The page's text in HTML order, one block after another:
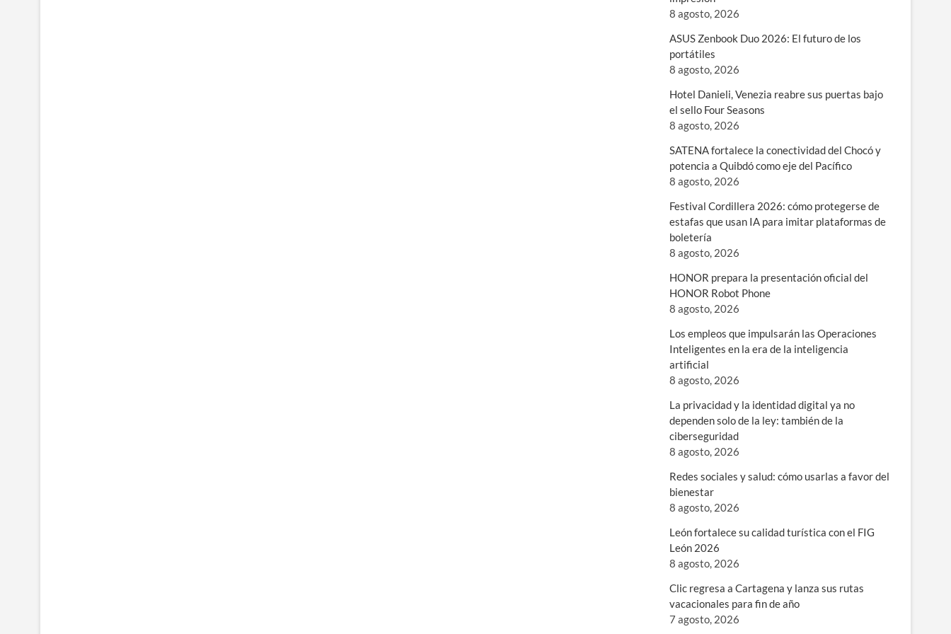
8 agosto, 2026
ASUS Zenbook Duo 2026: El futuro de los
portátiles
8 agosto, 2026
Hotel Danieli, Venezia reabre sus puertas bajo
el sello Four Seasons
8 agosto, 2026
SATENA fortalece la conectividad del Chocó y
potencia a Quibdó como eje del Pacífico
8 agosto, 2026
Festival Cordillera 2026: cómo protegerse de
estafas que usan IA para imitar plataformas de
boletería
8 agosto, 2026
HONOR prepara la presentación oficial del
HONOR Robot Phone
8 agosto, 2026
Los empleos que impulsarán las Operaciones
Inteligentes en la era de la inteligencia
artificial
8 agosto, 2026
La privacidad y la identidad digital ya no
dependen solo de la ley: también de la
ciberseguridad
8 agosto, 2026
Redes sociales y salud: cómo usarlas a favor del
bienestar
8 agosto, 2026
León fortalece su calidad turística con el FIG
León 2026
8 agosto, 2026
Clic regresa a Cartagena y lanza sus rutas
vacacionales para fin de año
7 agosto, 2026